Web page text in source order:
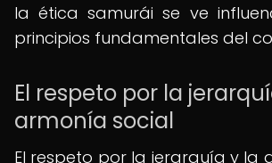
la ética samurái se ve
principios fundamentales del
El respeto por la
armonía social
El respeto por la jerarquía y la